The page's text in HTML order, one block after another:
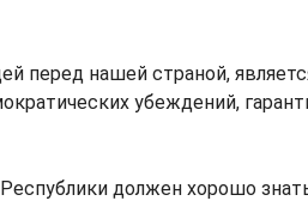
перед нашей страной,
убеждений,
должен хорошо